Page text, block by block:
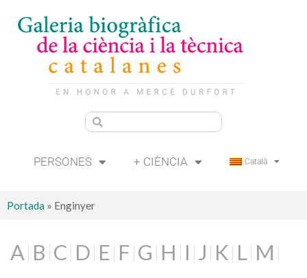
PERSONES + CIÈNCIA Català
Portada » Enginyer
A B C D E F G H I J K L M